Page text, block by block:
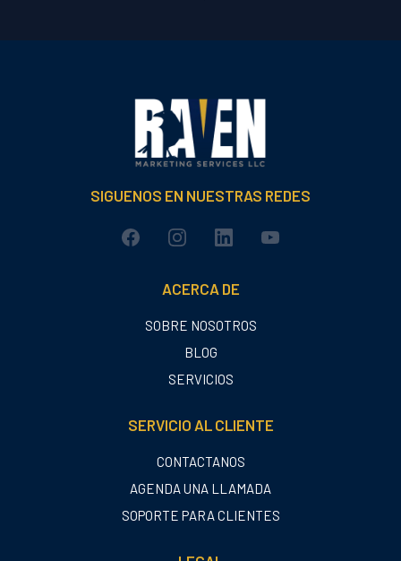
SIGUENOS EN NUESTRAS REDES
ACERCA DE
SOBRE NOSOTROS
BLOG
SERVICIOS
SERVICIO AL CLIENTE
CONTACTANOS
AGENDA UNA LLAMADA
SOPORTE PARA CLIENTES